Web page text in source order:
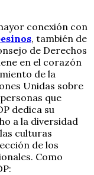
conexión con
, también de
de Derechos
en el corazón
de la
Unidas sobre
que
dedica su
a la diversidad
culturas
de los
Como